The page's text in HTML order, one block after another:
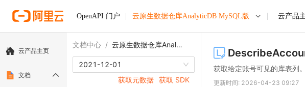
OpenAPI 门户 云原生数据仓库AnalyticDB MySQL版 云产品
云产品主页
文档
文档中心 / 云原生数据仓库AnalyticDB MySQL版
2021-12-01
获取元数据 获取 SDK
获取给定账号可见的库表列。
更新时间: 2026-04-23 09:27